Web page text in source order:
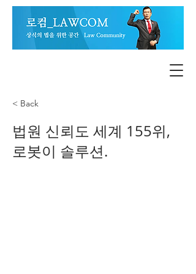
< Back
법원 신뢰도 세계 155위,
로봇이 솔루션.